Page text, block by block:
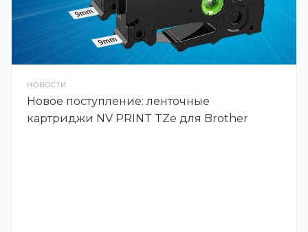
НОВОСТИ
Новое поступление: ленточные
картриджи NV PRINT TZe для Brother